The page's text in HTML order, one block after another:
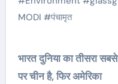
MODI #पंचामृत
भारत दुनिया का तीसरा सबसे बड़ा कार्बन उत्सर्जक देश है, पहले नंबर
पर चीन है, फिर अमेरिका